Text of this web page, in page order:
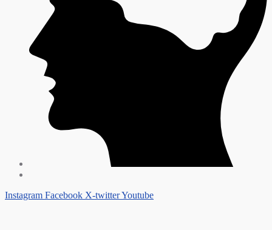
Instagram Facebook X-twitterYoutube